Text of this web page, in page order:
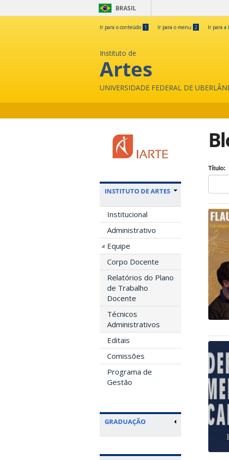
BRASIL
Ir para o conteúdo 1 Ir para o menu 2 Ir para a
Instituto de
Artes
UNIVERSIDADE FEDERAL DE
INSTITUTO DE ARTES
Institucional
Administrativo
Equipe
Corpo Docente
Relatórios do Plano
de Trabalho
Docente
Técnicos
Administrativos
Editais
Comissões
Programa de
Gestão
GRADUAÇÃO
Título: